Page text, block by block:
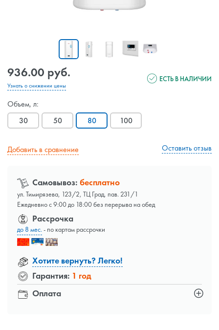
936.00 руб.
Узнать о снижении цены
ЕСТЬ В НАЛИЧИИ
Объем, л:
30
50 80 100
Добавить в сравнение Оставить отзыв
Самовывоз: бесплатно
ул. Тимирязева, 123/2, ТЦ Град, пав. 231/1
Ежедневно с 9:00 до 18:00 без перерыва на обед
Оплата
Рассрочка
до 8 мес.- по картам рассрочки
Хотите вернуть? Легко!
Гарантия: 1 год